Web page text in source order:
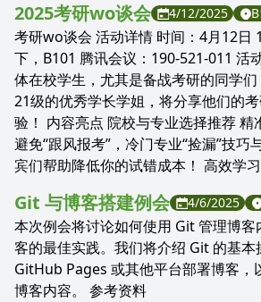
2025考研wo谈会 4/12/2025
考研wo谈会 活动详情 时间：4月12日
下，B101 腾讯会议：190-521-011 活
体在校学生，尤其是备战考研的同学
21级的优秀学长学姐，将分享他们的
验！ 内容亮点 院校与专业选择推荐 精
避免“跟风报考”，冷门专业“捡漏”技巧
宾们帮助降低你的试错成本！ 高效学
Git 与博客搭建例会 4/6/2025
本次例会将讨论如何使用 Git 管理博
客的最佳实践。我们将介绍 Git 的基本
GitHub Pages 或其他平台部署博客，
博客内容。 参考资料